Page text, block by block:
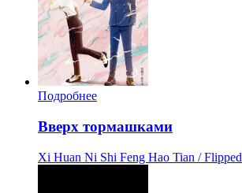
Подробнее
Вверх тормашками
Xi Huan Ni Shi Feng Hao Tian / Flipped